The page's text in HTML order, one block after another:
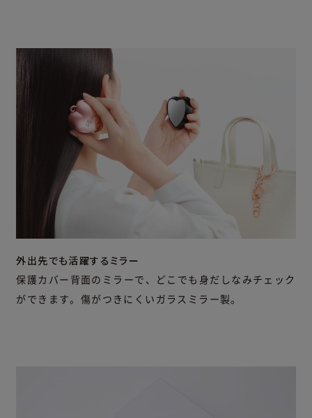
外出先でも活躍するミラー
保護カバー背面のミラーで、どこでも身だしなみチェック
ができます。 傷がつきにくいガラスミラー製。